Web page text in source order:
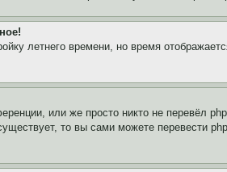
летнего времени, но время
или же просто никто не перевёл
то вы сами можете